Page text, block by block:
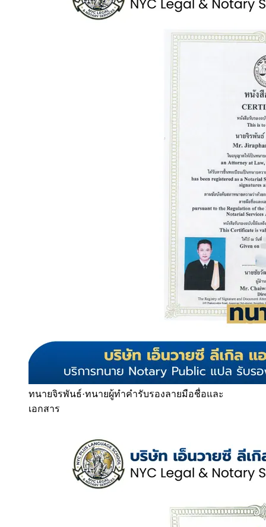
ทนายจิรพันธ์·ทนายผู้ทำคำรับรองลายมือชื่อและ
เอกสาร